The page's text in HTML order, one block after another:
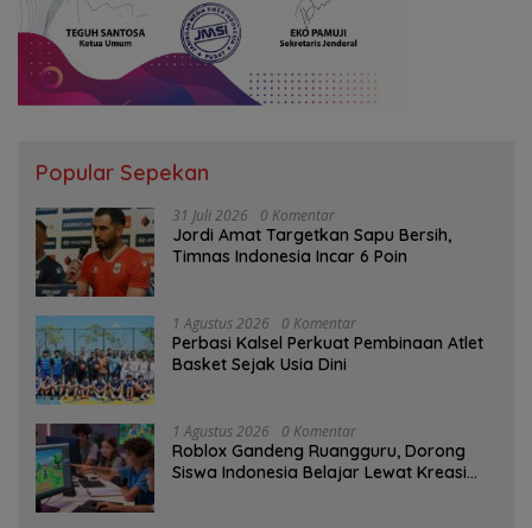
Popular Sepekan
31 Juli 2026 0 Komentar
Jordi Amat Targetkan Sapu Bersih,
Timnas Indonesia Incar 6 Poin
1 Agustus 2026 0 Komentar
Perbasi Kalsel Perkuat Pembinaan Atlet
Basket Sejak Usia Dini
1 Agustus 2026 0 Komentar
Roblox Gandeng Ruangguru, Dorong
Siswa Indonesia Belajar Lewat Kreasi